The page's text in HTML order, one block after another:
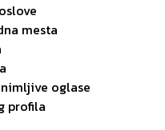
mesta
oglase
profila